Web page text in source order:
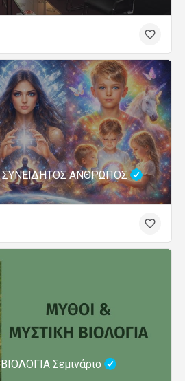
ΑΝΘΡΩΠΟΣ
Σεμινάριο